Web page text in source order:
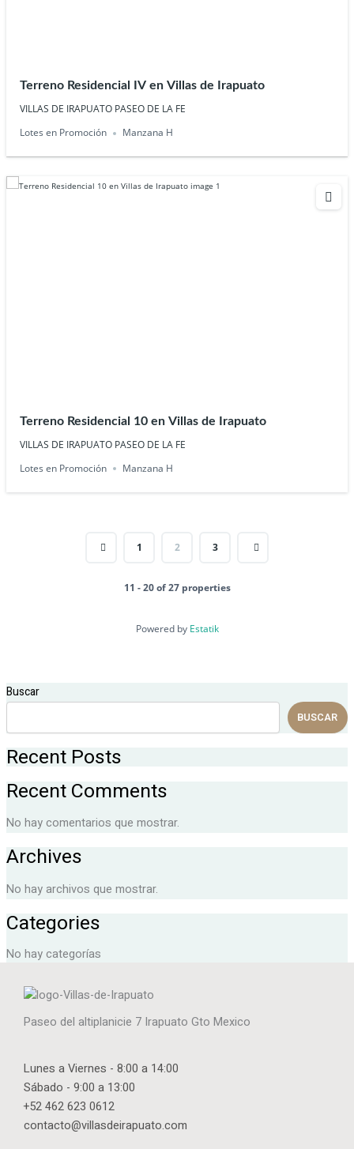
Terreno Residencial IV en Villas de Irapuato
VILLAS DE IRAPUATO PASEO DE LA FE
Lotes en Promoción
Manzana H
Terreno Residencial 10 en Villas de Irapuato
VILLAS DE IRAPUATO PASEO DE LA FE
Lotes en Promoción
Manzana H
1 2 3
11 - 20 of 27 properties
Powered by Estatik
Buscar
BUSCAR
Recent Posts
Recent Comments
No hay comentarios que mostrar.
Archives
No hay archivos que mostrar.
Categories
No hay categorías
Paseo del altiplanicie 7 Irapuato Gto Mexico
Lunes a Viernes - 8:00 a 14:00
Sábado - 9:00 a 13:00
+52 462 623 0612
contacto@villasdeirapuato.com